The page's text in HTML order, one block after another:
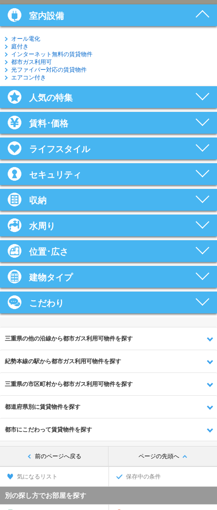
室内設備
オール電化
庭付き
インターネット無料の賃貸物件
都市ガス利用可
光ファイバー対応の賃貸物件
エアコン付き
人気の特集
賃料･価格
ライフスタイル
セキュリティ
収納
水周り
位置･広さ
建物タイプ
こだわり
三重県の他の沿線から都市ガス利用可物件を探す
紀勢本線の駅から都市ガス利用可物件を探す
三重県の市区町村から都市ガス利用可物件を探す
都道府県別に賃貸物件を探す
都市にこだわって賃貸物件を探す
前のページへ戻る ページの先頭へ
気になるリスト 保存中の条件
別の探し方でお部屋を探す